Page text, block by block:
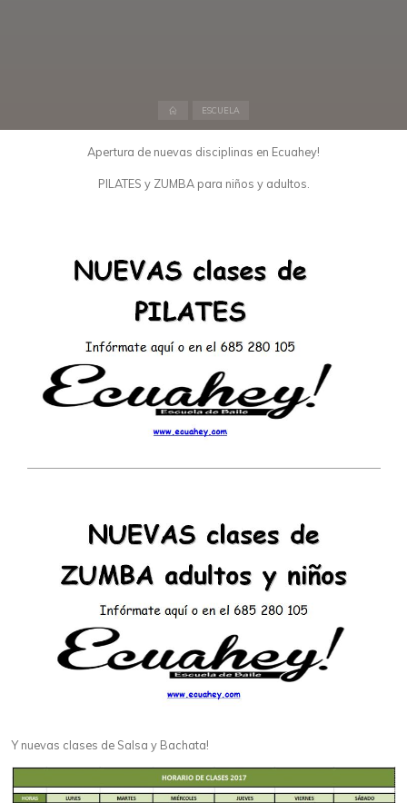
ESCUELA
Apertura de nuevas disciplinas en Ecuahey!
PILATES y ZUMBA para niños y adultos.
Y nuevas clases de Salsa y Bachata!